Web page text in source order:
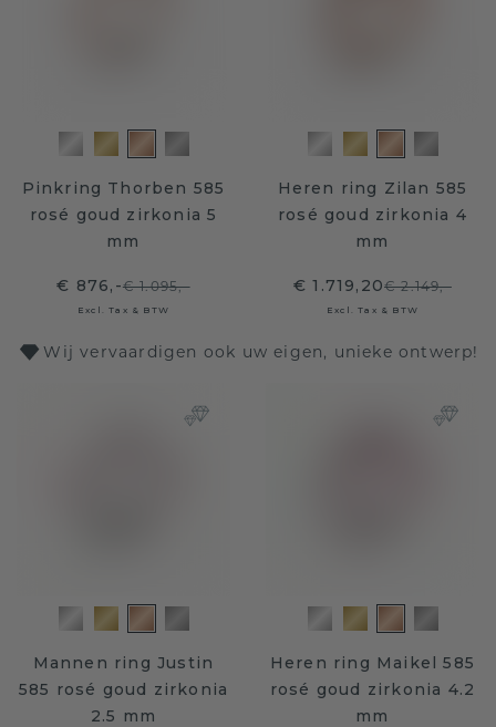
Pinkring Thorben 585
rosé goud zirkonia 5
mm
€ 876,-€ 1.095,-
Excl. Tax & BTW
Heren ring Zilan 585
rosé goud zirkonia 4
mm
€ 1.719,20€ 2.149,-
Excl. Tax & BTW
Wij vervaardigen ook uw eigen, unieke ontwerp!
Mannen ring Justin
585 rosé goud zirkonia
2.5 mm
Heren ring Maikel 585
rosé goud zirkonia 4.2
mm